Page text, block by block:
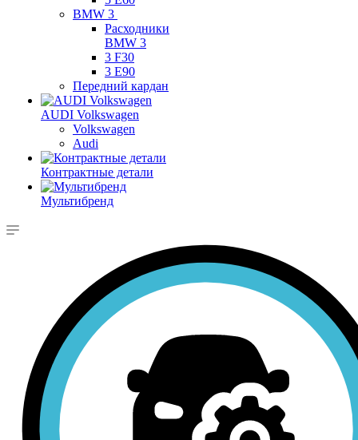
BMW 3
Расходники
BMW 3
3 F30
3 E90
Передний кардан
AUDI Volkswagen
Volkswagen
Audi
Контрактные детали
Мультибренд